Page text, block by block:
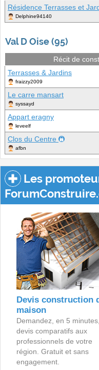
Résidence Terrasses et
Delphine94140
Val D Oise (95)
Récit de
Terrasses & Jardins
fraizzy2009
Le carre mansart
syssayd
Appart eragny
leveelf
Clos du Centre
afbn
Les
Devis construction
maison
Demandez, en 5
devis comparatifs aux
professionnels de votre
région. Gratuit et sans
engagement.